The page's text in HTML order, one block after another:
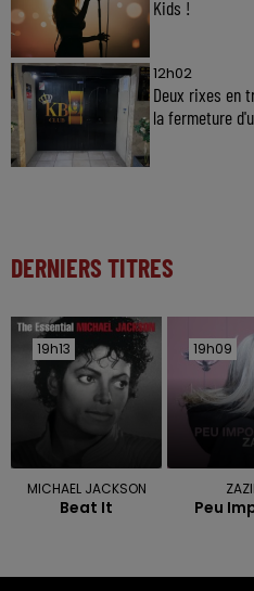
Kids !
12h02
Deux rixes en
la fermeture
DERNIERS TITRES
19h13
19h13
MICHAEL JACKSON
Beat It
19h09
19h09
Peu